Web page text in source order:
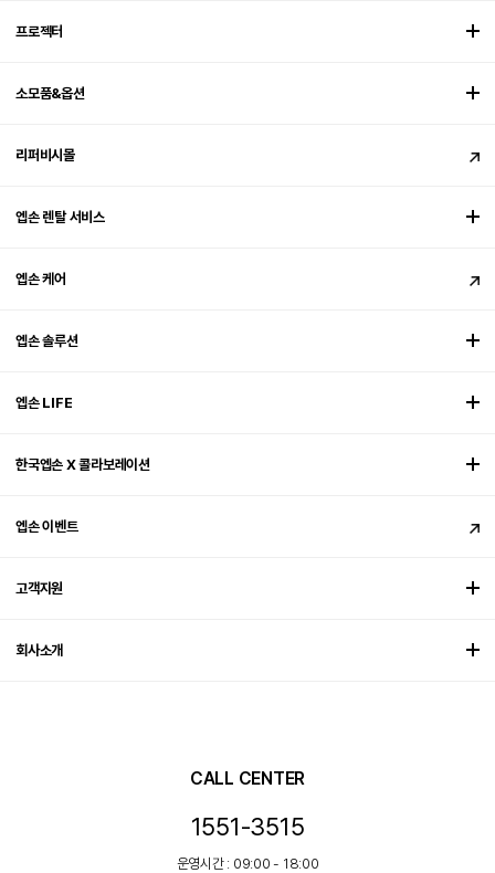
프로젝터
소모품&옵션
리퍼비시몰
엡손 렌탈 서비스
엡손 케어
엡손 솔루션
엡손 LIFE
한국엡손 X 콜라보레이션
엡손 이벤트
고객지원
회사소개
CALL CENTER
1551-3515
운영시간 : 09:00 - 18:00